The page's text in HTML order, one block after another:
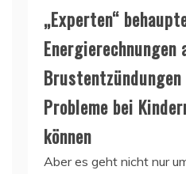
„Experten“
Energierechnungen
Probleme bei
können
Aber es geht nicht nur